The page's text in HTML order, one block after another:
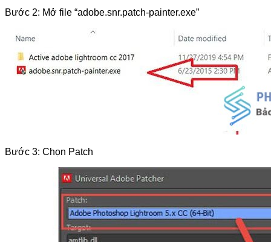
Bước 2: Mở file “adobe.snr.patch-painter.exe”
Bước 3: Chọn Patch